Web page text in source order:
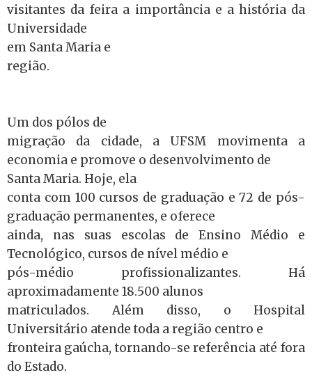
visitantes da feira a importância e a história da
Universidade
em Santa Maria e
região.
Um dos pólos de
migração da cidade, a UFSM movimenta a
economia e promove o desenvolvimento de
Santa Maria. Hoje, ela
conta com 100 cursos de graduação e 72 de pós-
graduação permanentes, e oferece
ainda, nas suas escolas de Ensino Médio e
Tecnológico, cursos de nível médio e
pós-médio profissionalizantes. Há
aproximadamente 18.500 alunos
matriculados. Além disso, o Hospital
Universitário atende toda a região centro e
fronteira gaúcha, tornando-se referência até fora
do Estado.